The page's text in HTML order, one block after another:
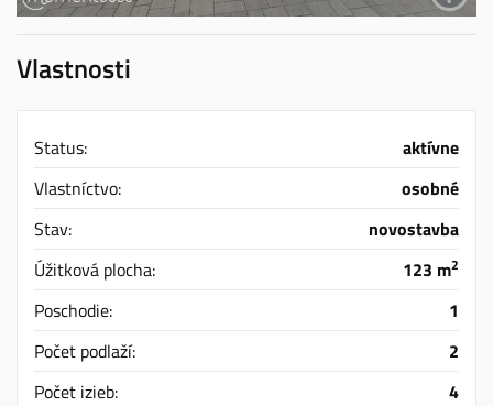
Vlastnosti
Status:
aktívne
Vlastníctvo:
osobné
Stav:
novostavba
Úžitková plocha:
123 m2
Poschodie:
1
Počet podlaží:
2
Počet izieb:
4